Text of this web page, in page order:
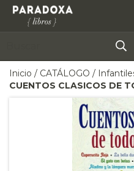
Inicio / CATÁLOGO /
CUENTOS CLASICOS DE